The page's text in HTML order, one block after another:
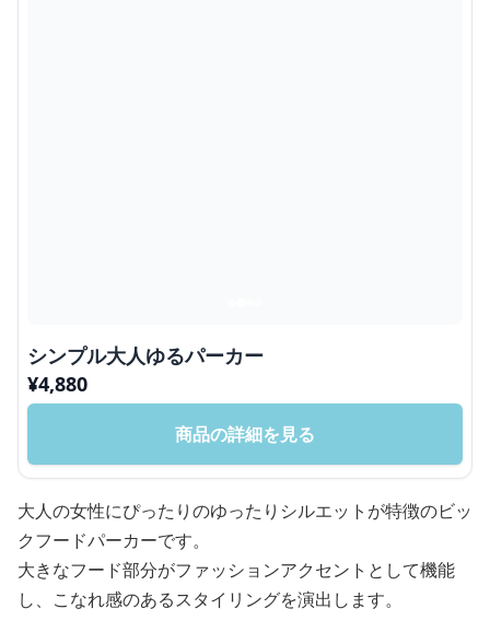
シンプル大人ゆるパーカー
¥4,880
商品の詳細を見る
大人の女性にぴったりのゆったりシルエットが特徴のビッ
クフードパーカーです。
大きなフード部分がファッションアクセントとして機能
し、こなれ感のあるスタイリングを演出します。